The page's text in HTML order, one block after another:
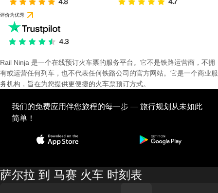
评价为优秀
Rail Ninja 是一个在线预订火车票的服务平台。它不是铁路运营商，不拥
有或运营任何列车，也不代表任何铁路公司的官方网站。它是一个商业服
务机构，旨在为您提供更便捷的火车票预订方式。
我们的免费应用伴您旅程的每一步 — 旅行规划从未如此
简单！
萨尔拉 到 马赛 火车 时刻表